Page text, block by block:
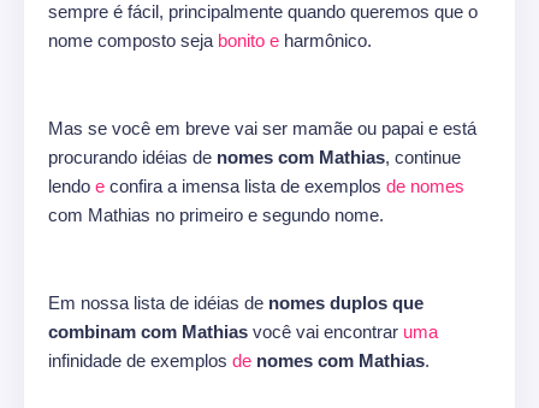
sempre é fácil, principalmente quando queremos que o
nome composto seja bonito e harmônico.
Mas se você em breve vai ser mamãe ou papai e está
procurando idéias de nomes com Mathias, continue
lendo e confira a imensa lista de exemplos de nomes
com Mathias no primeiro e segundo nome.
Em nossa lista de idéias de nomes duplos que
combinam com Mathias você vai encontrar uma
infinidade de exemplos de nomes com Mathias.